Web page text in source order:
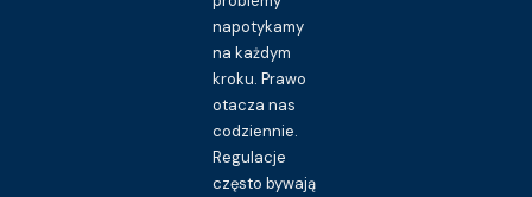
napotykamy
na każdym
kroku. Prawo
otacza nas
codziennie.
Regulacje
często bywają